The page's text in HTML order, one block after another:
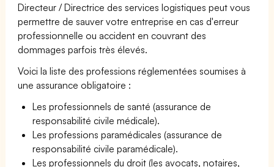
Directeur / Directrice des services logistiques peut vous
permettre de sauver votre entreprise en cas d'erreur
professionnelle ou accident en couvrant des
dommages parfois très élevés.
Voici la liste des professions réglementées soumises à
une assurance obligatoire :
Les professionnels de santé (assurance de
responsabilité civile médicale).
Les professions paramédicales (assurance de
responsabilité civile paramédicale).
Les professionnels du droit (les avocats, notaires,